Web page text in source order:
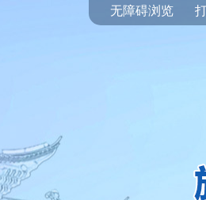
无障碍浏览